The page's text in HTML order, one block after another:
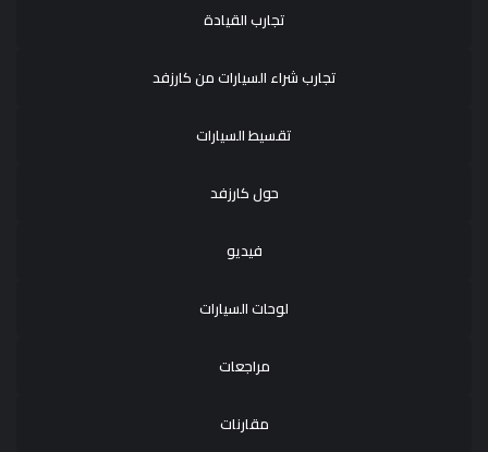
تجارب القيادة
تجارب شراء السيارات من كارزفد
تقسيط السيارات
حول كارزفد
فيديو
لوحات السيارات
مراجعات
مقارنات